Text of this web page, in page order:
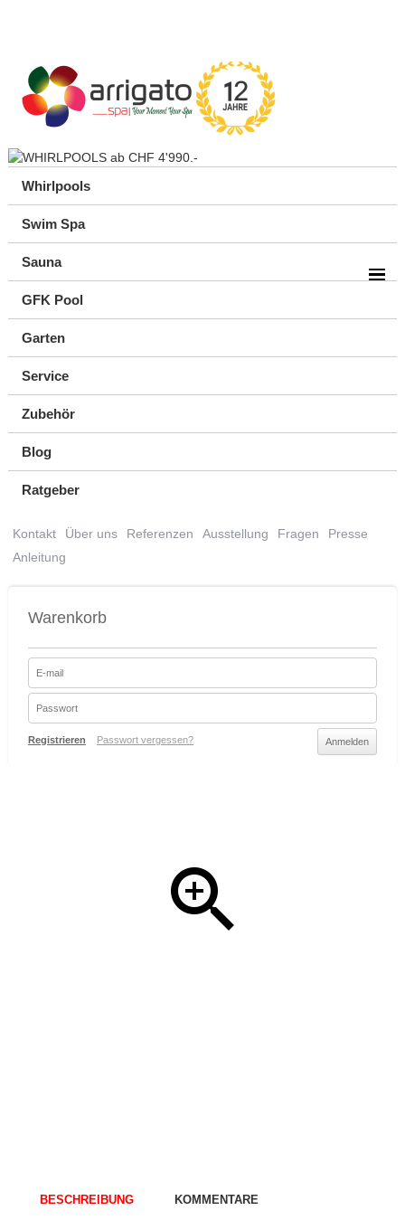
Whirlpools
Swim Spa
Sauna
GFK Pool
Garten
Service
Zubehör
Blog
Ratgeber
Kontakt Über uns Referenzen Ausstellung Fragen
Presse
Anleitung
Warenkorb
Registrieren Passwort vergessen?
BESCHREIBUNG KOMMENTARE